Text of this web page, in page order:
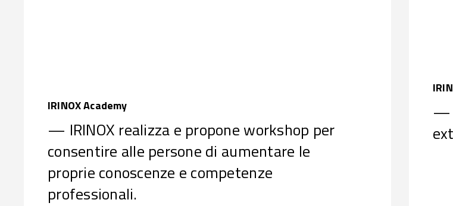
IRINOX Academy
— IRINOX realizza e propone workshop per
consentire alle persone di aumentare le
proprie conoscenze e competenze
professionali.
—